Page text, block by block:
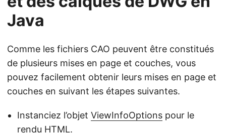
Java
Comme les fichiers CAO peuvent être constitués
de plusieurs mises en page et couches, vous
pouvez facilement obtenir leurs mises en page et
couches en suivant les étapes suivantes.
Instanciez l’objet ViewInfoOptions pour le
rendu HTML.